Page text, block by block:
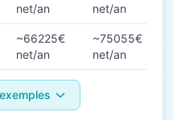
net/an
net/an
~66225€
net/an
~75055€
net/an